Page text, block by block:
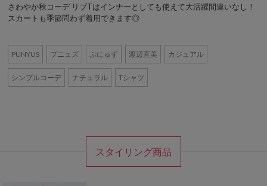
さわやか秋コーデ リブTはインナーとしても使えて大活躍間違いなし！
スカートも季節問わず着用できます◎
PUNYUS プニュズ ぷにゅず 渡辺直美 カジュアル
シンプルコーデ ナチュラル Tシャツ
スタイリング商品